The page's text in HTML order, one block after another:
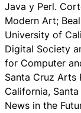
Java y Perl.
Modern Art;
University of
Digital Society
for Computer
Santa Cruz Arts
California,
News in the